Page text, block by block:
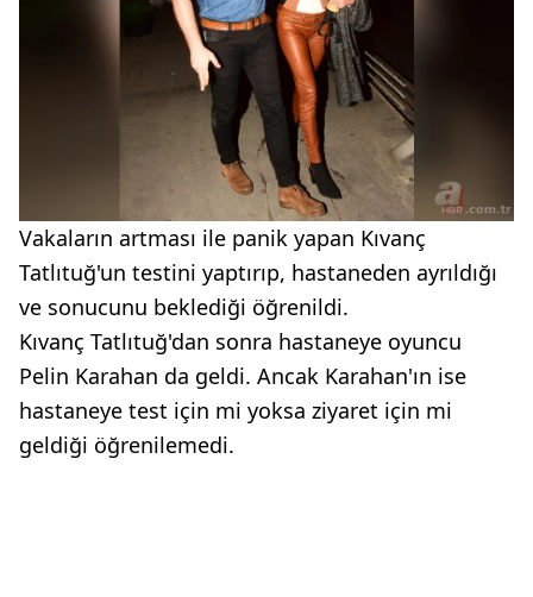
Vakaların artması ile panik yapan Kıvanç
Tatlıtuğ'un testini yaptırıp, hastaneden ayrıldığı
ve sonucunu beklediği öğrenildi.
Kıvanç Tatlıtuğ'dan sonra hastaneye oyuncu
Pelin Karahan da geldi. Ancak Karahan'ın ise
hastaneye test için mi yoksa ziyaret için mi
geldiği öğrenilemedi.